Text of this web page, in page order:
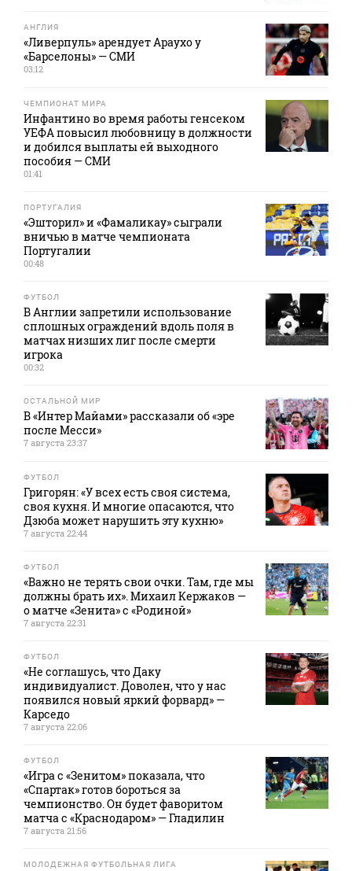
АНГЛИЯ
«Ливерпуль» арендует Араухо у
«Барселоны» — СМИ
03:12
ЧЕМПИОНАТ МИРА
Инфантино во время работы генсеком
УЕФА повысил любовницу в должности
и добился выплаты ей выходного
пособия — СМИ
01:41
ПОРТУГАЛИЯ
«Эшторил» и «Фамаликау» сыграли
вничью в матче чемпионата
Португалии
00:48
ФУТБОЛ
В Англии запретили использование
сплошных ограждений вдоль поля в
матчах низших лиг после смерти
игрока
00:32
ОСТАЛЬНОЙ МИР
В «Интер Майами» рассказали об «эре
после Месси»
7 августа 23:37
ФУТБОЛ
Григорян: «У всех есть своя система,
своя кухня. И многие опасаются, что
Дзюба может нарушить эту кухню»
7 августа 22:44
ФУТБОЛ
«Важно не терять свои очки. Там, где мы
должны брать их». Михаил Кержаков —
о матче «Зенита» с «Родиной»
7 августа 22:31
ФУТБОЛ
«Не соглашусь, что Даку
индивидуалист. Доволен, что у нас
появился новый яркий форвард» —
Карседо
7 августа 22:06
ФУТБОЛ
«Игра с «Зенитом» показала, что
«Спартак» готов бороться за
чемпионство. Он будет фаворитом
матча с «Краснодаром» — Гладилин
7 августа 21:56
МОЛОДЕЖНАЯ ФУТБОЛЬНАЯ ЛИГА